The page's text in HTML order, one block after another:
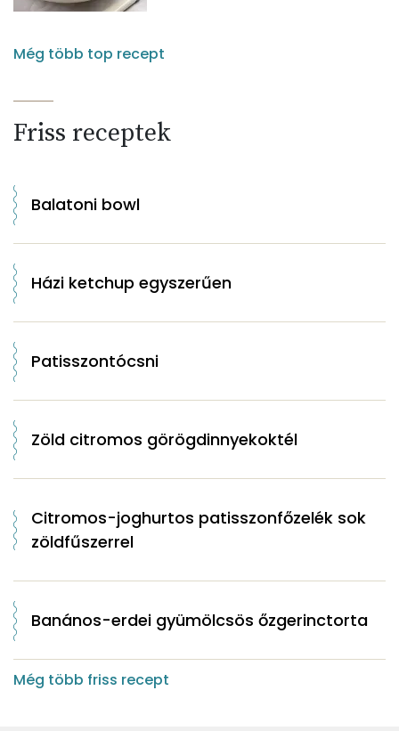
Még több top recept
Friss receptek
Balatoni bowl
Házi ketchup egyszerűen
Patisszontócsni
Zöld citromos görögdinnyekoktél
Citromos-joghurtos patisszonfőzelék sok
zöldfűszerrel
Banános-erdei gyümölcsös őzgerinctorta
Még több friss recept